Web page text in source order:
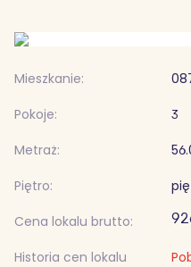
Mieszkanie:
Pokoje:
3
Metraż:
Piętro:
Cena lokalu brutto:
Historia cen lokalu